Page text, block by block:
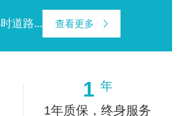
道路... 查看更多
1 年
1年质保，终身服务